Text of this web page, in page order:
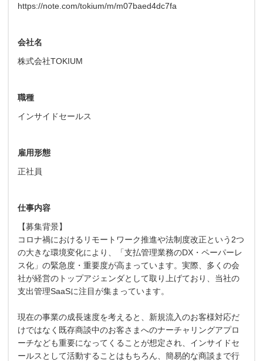
https://note.com/tokium/m/m07baed4dc7fa
会社名
株式会社TOKIUM
職種
インサイドセールス
雇用形態
正社員
仕事内容
【募集背景】
コロナ禍におけるリモートワーク推進や法制度改正という2つ
の大きな環境変化により、「支払管理業務のDX・ペーパーレ
ス化」の緊急度・重要度が高まっています。実際、多くの会
社が経営のトップアジェンダとして取り上げており、当社の
支出管理SaaSに注目が集まっています。
現在の事業の成長速度を考えると、新規流入のお客様対応だ
けではなく既存商談中のお客さまへのナーチャリングアプロ
ーチなども重要になってくることが想定され、インサイドセ
ールスとして活動することはもちろん、簡易的な商談まで行